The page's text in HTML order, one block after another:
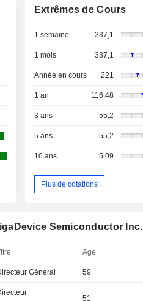
Extrêmes de Cours
1 semaine 337,1
1 mois 337,1
Année en cours 221
1 an 116,48
3 ans 55,2
5 ans 55,2
10 ans 5,09
Plus de cotations
Semiconductor Inc.
Age
Général 59
51